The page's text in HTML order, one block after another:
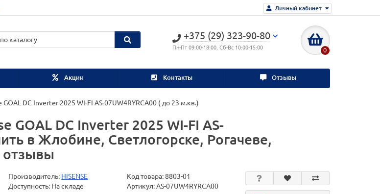
Личный кабинет
+375 (29) 323-90-80
Пн-Пт 09:00-18:00, Сб-Вс 10:00-15:00 0
Акции Контакты Отзывы
DC Inverter 2025 WI-FI AS-07UW4RYRCA00 ( до 23 м.кв.)
DC Inverter 2025 WI-FI AS-
в Жлобине, Светлогорске, Рогачеве,
отзывы
Производитель: HISENSE Код товара:8803-01
Доступность: На складе
Артикул: AS-07UW4RYRCA00